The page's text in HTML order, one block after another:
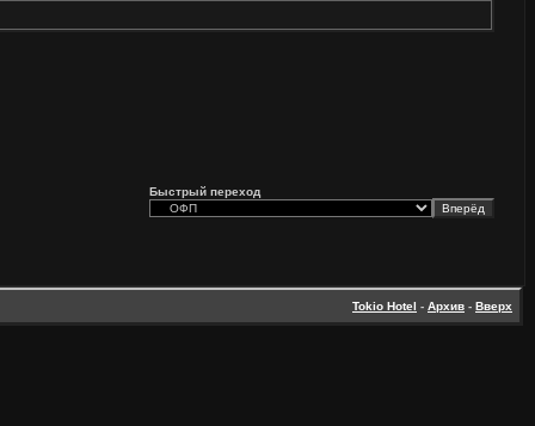
Быстрый переход
Tokio Hotel - Архив - Вверх